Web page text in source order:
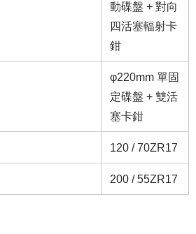
動碟盤 + 對向
四活塞輻射卡
鉗
φ220mm 單固
定碟盤 + 雙活
塞卡鉗
120 / 70ZR17
200 / 55ZR17